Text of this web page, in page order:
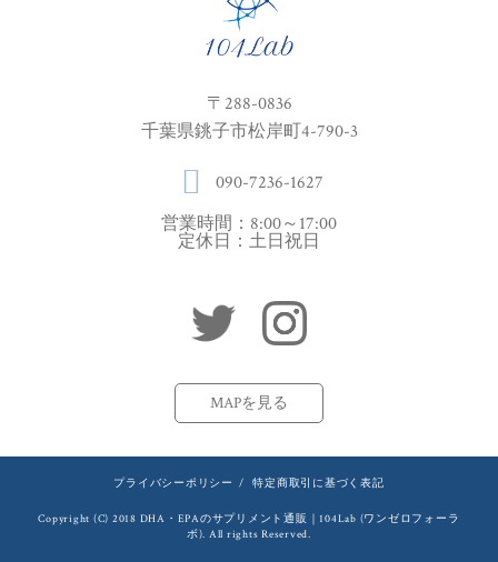
〒288-0836
千葉県銚子市松岸町4-790-3
090-7236-1627
営業時間：8:00～17:00
定休日：土日祝日
MAPを見る
プライバシーポリシー / 特定商取引に基づく表記
Copyright (C) 2018 DHA・EPAのサプリメント通販｜104Lab (ワンゼロフォーラ
ボ). All rights Reserved.